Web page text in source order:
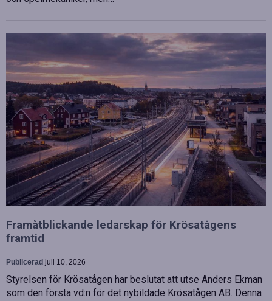
Framåtblickande ledarskap för Krösatågens
framtid
Publicerad juli 10, 2026
Styrelsen för Krösatågen har beslutat att utse Anders Ekman
som den första vd:n för det nybildade Krösatågen AB. Denna